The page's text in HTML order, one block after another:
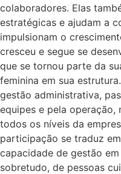
colaboradores. Elas
estratégicas e ajudam a
impulsionam o
cresceu e segue se
que se tornou parte da
feminina em sua
gestão administrativa,
equipes e pela operação,
todos os níveis da
participação se traduz
capacidade de gestão
sobretudo, de pessoas